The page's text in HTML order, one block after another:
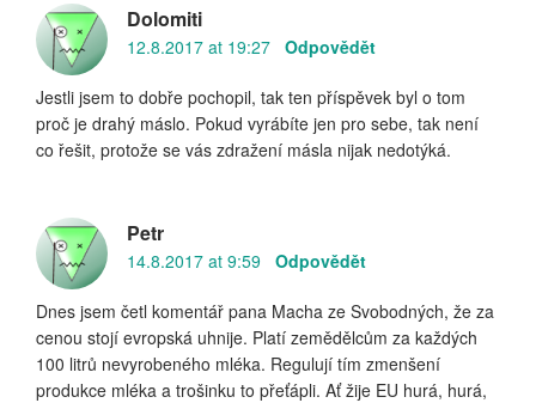
Dolomiti
12.8.2017 at 19:27 Odpovědět
Jestli jsem to dobře pochopil, tak ten příspěvek byl o tom
proč je drahý máslo. Pokud vyrábíte jen pro sebe, tak není
co řešit, protože se vás zdražení másla nijak nedotýká.
Petr
14.8.2017 at 9:59 Odpovědět
Dnes jsem četl komentář pana Macha ze Svobodných, že za
cenou stojí evropská uhnije. Platí zemědělcům za každých
100 litrů nevyrobeného mléka. Regulují tím zmenšení
produkce mléka a trošinku to přeťápli. Ať žije EU hurá, hurá,